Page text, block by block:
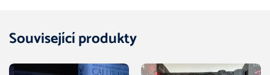
Související produkty